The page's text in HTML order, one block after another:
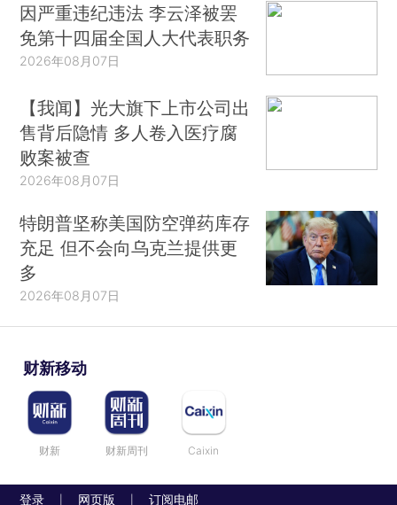
因严重违纪违法 李云泽被罢
免第十四届全国人大代表职务
2026年08月07日
【我闻】光大旗下上市公司出
售背后隐情 多人卷入医疗腐
败案被查
2026年08月07日
特朗普坚称美国防空弹药库存
充足 但不会向乌克兰提供更
多
2026年08月07日
财新移动
财新 财新周刊 Caixin
登录 网页版 订阅电邮